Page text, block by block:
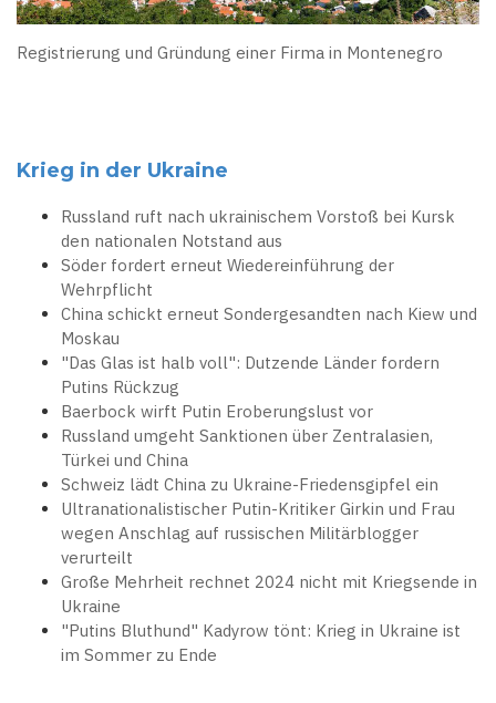
Registrierung und Gründung einer Firma in Montenegro
Krieg in der Ukraine
Russland ruft nach ukrainischem Vorstoß bei Kursk
den nationalen Notstand aus
Söder fordert erneut Wiedereinführung der
Wehrpflicht
China schickt erneut Sondergesandten nach Kiew und
Moskau
"Das Glas ist halb voll": Dutzende Länder fordern
Putins Rückzug
Baerbock wirft Putin Eroberungslust vor
Russland umgeht Sanktionen über Zentralasien,
Türkei und China
Schweiz lädt China zu Ukraine-Friedensgipfel ein
Ultranationalistischer Putin-Kritiker Girkin und Frau
wegen Anschlag auf russischen Militärblogger
verurteilt
Große Mehrheit rechnet 2024 nicht mit Kriegsende in
Ukraine
"Putins Bluthund" Kadyrow tönt: Krieg in Ukraine ist
im Sommer zu Ende